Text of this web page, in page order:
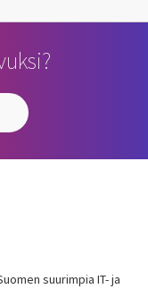
suurimpia IT- ja